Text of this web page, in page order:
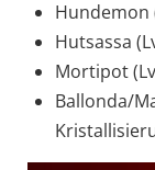
Hundemon
Hutsassa
Mortipot
Ballonda/